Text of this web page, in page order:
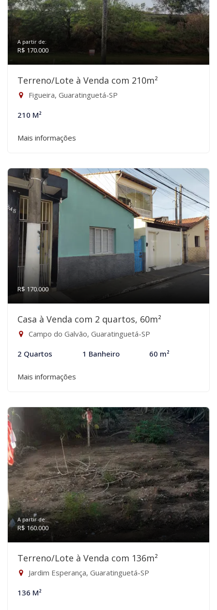
A partir de:
R$ 170.000
Terreno/Lote à Venda com 210m²
Figueira, Guaratinguetá-SP
210 M²
Mais informações
R$ 170.000
Casa à Venda com 2 quartos, 60m²
Campo do Galvão, Guaratinguetá-SP
2 Quartos 1 Banheiro 60 m²
Mais informações
A partir de:
R$ 160.000
Terreno/Lote à Venda com 136m²
Jardim Esperança, Guaratinguetá-SP
136 M²